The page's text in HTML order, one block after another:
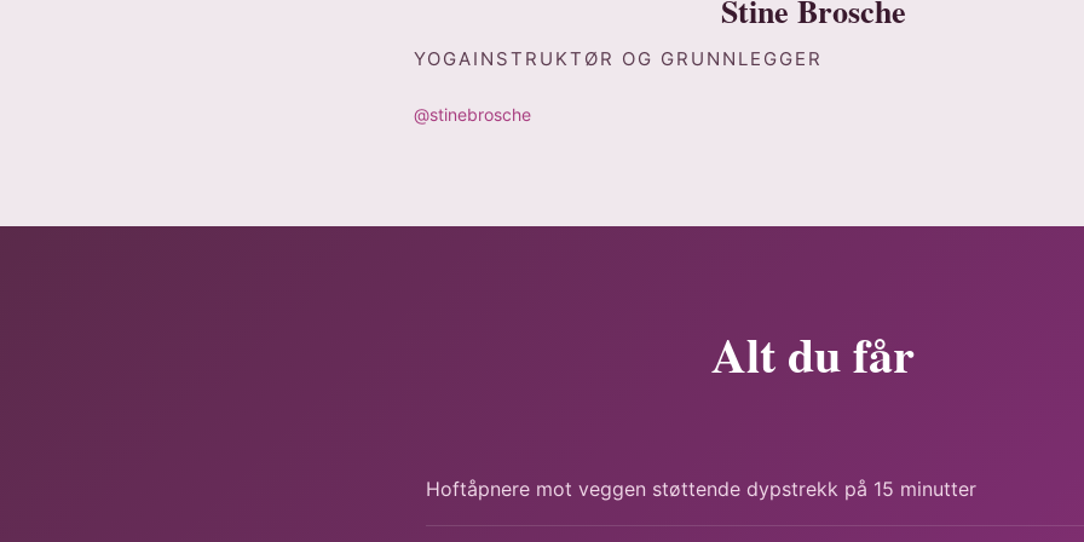
Stine Brosche
YOGAINSTRUKTØR OG GRUNNLEGGER
@stinebrosche
Alt du får
Hoftåpnere mot veggen støttende dypstrekk på 15 minutter